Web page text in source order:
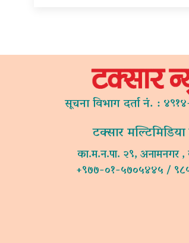
सूचना विभाग दर्ता नं. :
टक्सार मल्टिमिडिया
का.म.न.पा. २९, अनामनगर ,
+९७७-०१-५७०५४४५ /